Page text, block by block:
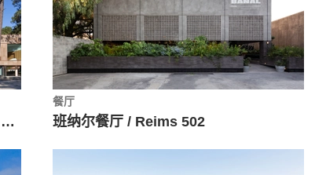
松林间冲浪中心 / Branco Cavaleiro Architects
餐厅
班纳尔餐厅 / Reims 502